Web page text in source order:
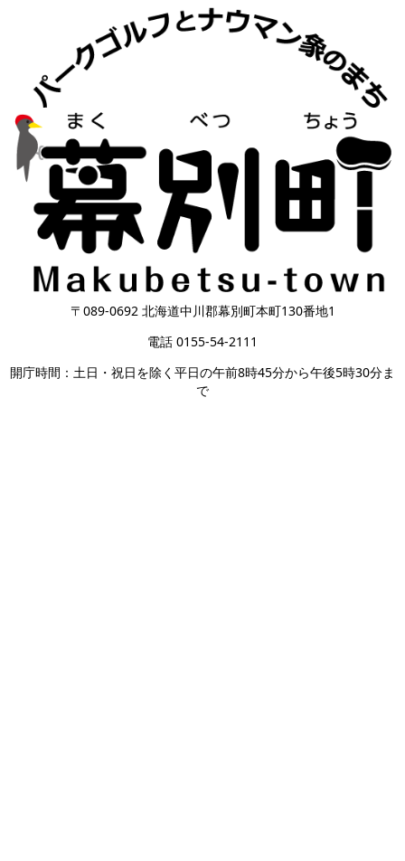
〒089-0692 北海道中川郡幕別町本町130番地1
電話 0155-54-2111
開庁時間：土日・祝日を除く平日の午前8時45分から午後5時30分ま
で